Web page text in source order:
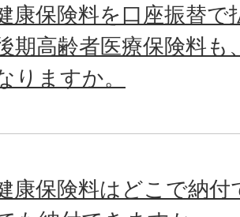
康保険料を口座振替
期高齢者医療保険料も
りますか。
康保険料はどこで納